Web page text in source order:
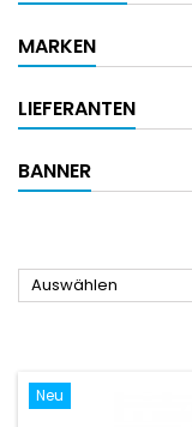
MARKEN
LIEFERANTEN
BANNER
Auswählen
Neu